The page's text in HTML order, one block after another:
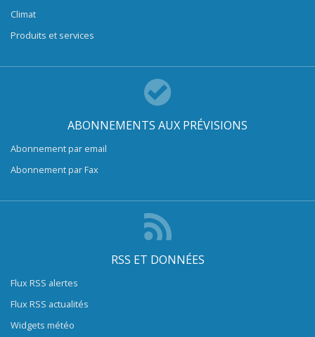
Climat
Produits et services
ABONNEMENTS AUX PRÉVISIONS
Abonnement par email
Abonnement par Fax
RSS ET DONNÉES
Flux RSS alertes
Flux RSS actualités
Widgets météo